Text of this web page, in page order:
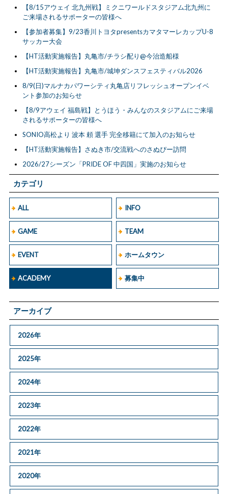
カテゴリ
ALL INFO
GAME TEAM
EVENT ホームタウン
ACADEMY 募集中
アーカイブ
2026年
2025年
2024年
2023年
2022年
2021年
2020年
【8/15アウェイ 北九州戦】ミクニワールドスタジアム北九州に
ご来場されるサポーターの皆様へ
【参加者募集】9/23香川トヨタpresentsカマタマーレカップU-8
サッカー大会
【HT活動実施報告】丸亀市/チラシ配り@今治造船様
【HT活動実施報告】丸亀市/城坤ダンスフェスティバル2026
8/9(日)マルナカパワーシティ丸亀店リフレッシュオープンイベ
ント参加のお知らせ
【8/9アウェイ 福島戦】とうほう・みんなのスタジアムにご来場
されるサポーターの皆様へ
SONIO高松より 波本 頼 選手 完全移籍にて加入のお知らせ
【HT活動実施報告】さぬき市/交流戦へのさぬぴー訪問
2026/27シーズン「PRIDE OF 中四国」実施のお知らせ